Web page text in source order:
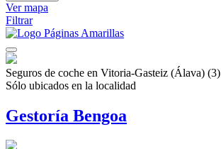
Ver mapa
Filtrar
Seguros de coche en Vitoria-Gasteiz (Álava) (3)
Sólo ubicados en la localidad
Gestoría Bengoa